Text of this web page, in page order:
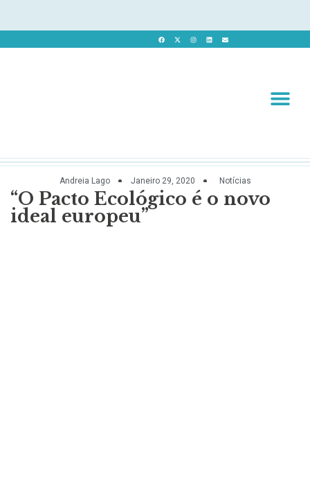
Andreia Lago Janeiro 29, 2020 Notícias
“O Pacto Ecológico é o novo
ideal europeu”